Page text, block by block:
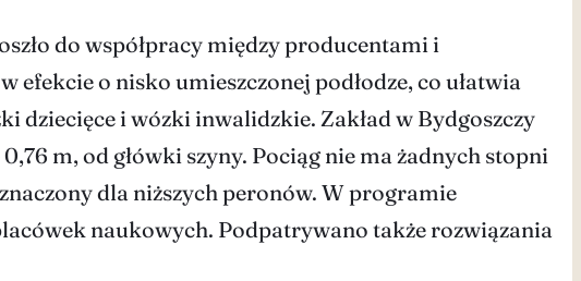
do współpracy między producentami i
o nisko umieszczonej podłodze, co ułatwia
dziecięce i wózki inwalidzkie. Zakład w Bydgoszczy
m, od główki szyny. Pociąg nie ma żadnych stopni
dla niższych peronów. W programie
naukowych. Podpatrywano także rozwiązania